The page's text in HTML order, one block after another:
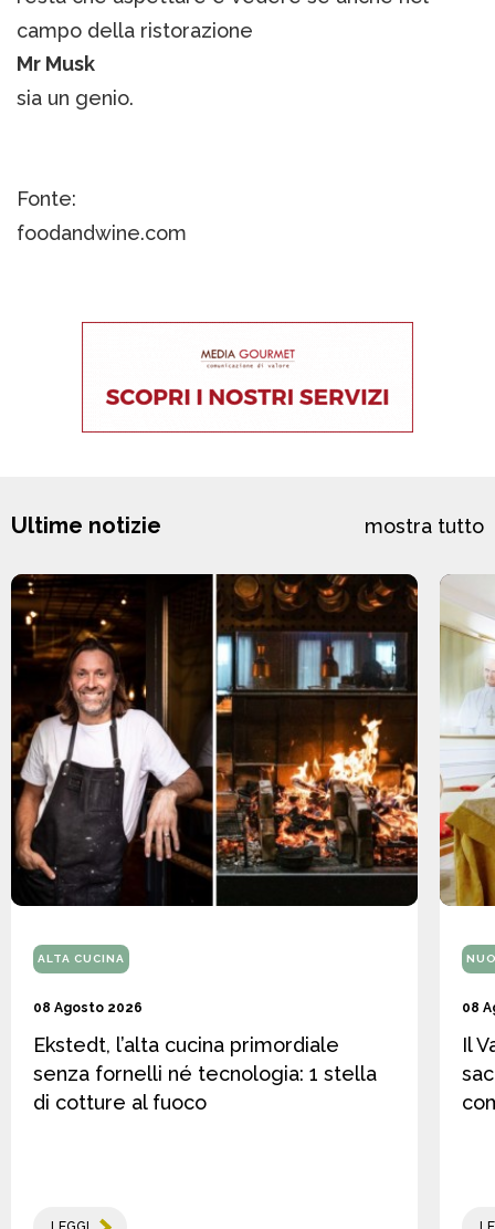
campo della ristorazione
Mr Musk
sia un genio.
Fonte:
foodandwine.com
Ultime notizie mostra tutto
ALTA CUCINA
08 Agosto 2026
Ekstedt, l’alta cucina primordiale
senza fornelli né tecnologia: 1 stella
di cotture al fuoco
08
Il